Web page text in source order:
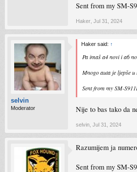
Sent from my SM-
Haker Jul 31, 2024
selvin
Moderator
Haker said: ↑
Pa imaš a4 novi i a6
Mnogo auta je ljepše
Sent from my SM-
Nije to bas tako da
selvin Jul 31, 2024
Razumijem ja
Sent from my SM-